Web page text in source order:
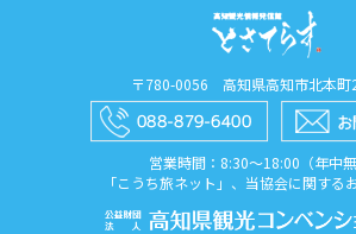
〒780-0056 高知県高知市北本町
営業時間：8:30〜18:00（年中無
「こうち旅ネット」、当協会に関する